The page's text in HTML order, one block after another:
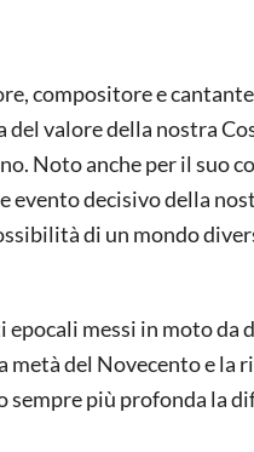
compositore e
del valore della nostra
Noto anche per il suo
evento decisivo della
di un mondo
messi in moto
del Novecento e la
sempre più profonda la